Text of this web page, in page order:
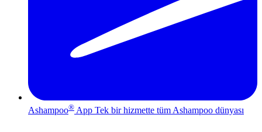
Ashampoo® App Tek bir hizmette tüm Ashampoo dünyası